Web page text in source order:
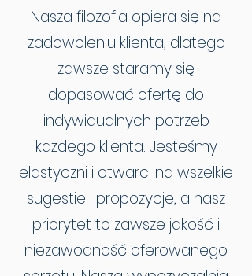
Nasza filozofia opiera się na
zadowoleniu klienta, dlatego
zawsze staramy się
dopasować ofertę do
indywidualnych potrzeb
każdego klienta. Jesteśmy
elastyczni i otwarci na wszelkie
sugestie i propozycje, a nasz
priorytet to zawsze jakość i
niezawodność oferowanego